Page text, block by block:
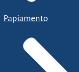
Papiamento